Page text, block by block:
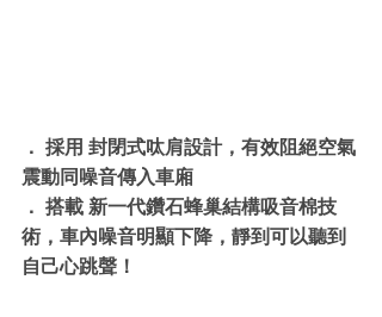
． 採用 封閉式呔肩設計，有效阻絕空氣
震動同噪音傳入車廂
． 搭載 新一代鑽石蜂巢結構吸音棉技
術，車內噪音明顯下降，靜到可以聽到
自己心跳聲！